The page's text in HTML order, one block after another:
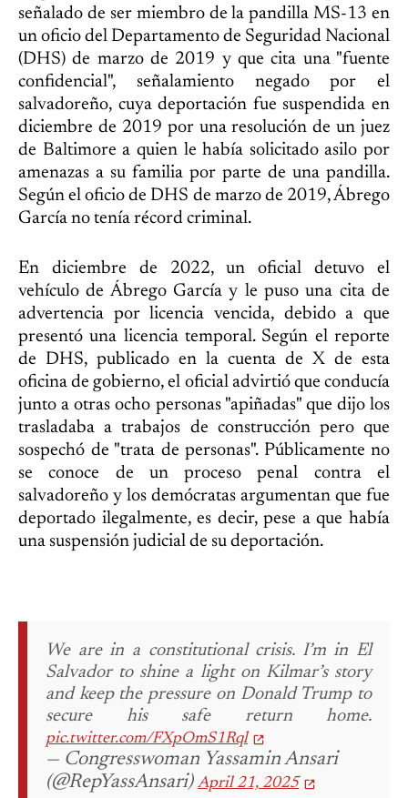
señalado de ser miembro de la pandilla MS-13 en
un oficio del Departamento de Seguridad Nacional
(DHS) de marzo de 2019 y que cita una "fuente
confidencial", señalamiento negado por el
salvadoreño, cuya deportación fue suspendida en
diciembre de 2019 por una resolución de un juez
de Baltimore a quien le había solicitado asilo por
amenazas a su familia por parte de una pandilla.
Según el oficio de DHS de marzo de 2019, Ábrego
García no tenía récord criminal.
En diciembre de 2022, un oficial detuvo el
vehículo de Ábrego García y le puso una cita de
advertencia por licencia vencida, debido a que
presentó una licencia temporal. Según el reporte
de DHS, publicado en la cuenta de X de esta
oficina de gobierno, el oficial advirtió que conducía
junto a otras ocho personas "apiñadas" que dijo los
trasladaba a trabajos de construcción pero que
sospechó de "trata de personas". Públicamente no
se conoce de un proceso penal contra el
salvadoreño y los demócratas argumentan que fue
deportado ilegalmente, es decir, pese a que había
una suspensión judicial de su deportación.
We are in a constitutional crisis. I’m in El
Salvador to shine a light on Kilmar’s story
and keep the pressure on Donald Trump to
secure his safe return home.
pic.twitter.com/FXpOmS1Rql
— Congresswoman Yassamin Ansari
(@RepYassAnsari) April 21, 2025